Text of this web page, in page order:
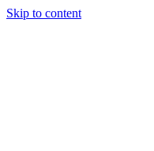
Skip to content